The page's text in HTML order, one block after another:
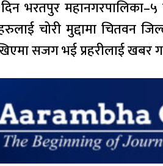
भरतपुर महानगरपालिका–५
चोरी मुद्दामा चितवन
सजग भई प्रहरीलाई